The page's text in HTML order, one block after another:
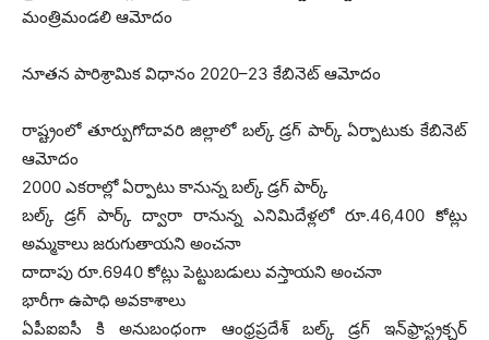
మంత్రిమండలి ఆమోదం
నూతన పారిశ్రామిక విధానం 2020–23 కేబినెట్‌ ఆమోదం
రాష్ట్రంలో తూర్పుగోదావరి జిల్లాలో బల్క్‌ డ్రగ్‌ పార్క్‌ ఏర్పాటుకు కేబినెట్‌
ఆమోదం
2000 ఎకరాల్లో ఏర్పాటు కానున్న బల్క్‌ డ్రగ్‌ పార్క్‌
బల్క్‌ డ్రగ్‌ పార్క్‌ ద్వారా రానున్న ఎనిమిదేళ్లలో రూ.46,400 కోట్లు
అమ్మకాలు జరుగుతాయని అంచనా
దాదాపు రూ.6940 కోట్లు పెట్టుబడులు వస్తాయని అంచనా
భారీగా ఉపాధి అవకాశాలు
ఏపీఐఐసీ కి అనుబంధంగా ఆంధ్రప్రదేశ్‌ బల్క్‌ డ్రగ్‌ ఇన్‌ఫ్రాస్ట్రక్చర్‌